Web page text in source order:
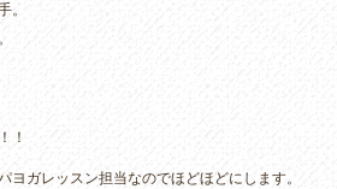
。
！
ヨガレッスン担当なのでほどほどにします。